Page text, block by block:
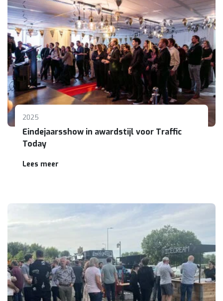
2025
Eindejaarsshow in awardstijl voor Traffic
Today
Lees meer